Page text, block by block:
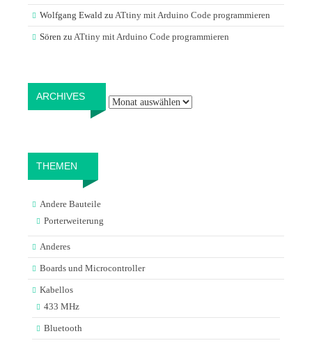
Wolfgang Ewald zu ATtiny mit Arduino Code programmieren
Sören zu ATtiny mit Arduino Code programmieren
ARCHIVES
THEMEN
Andere Bauteile
Porterweiterung
Anderes
Boards und Microcontroller
Kabellos
433 MHz
Bluetooth